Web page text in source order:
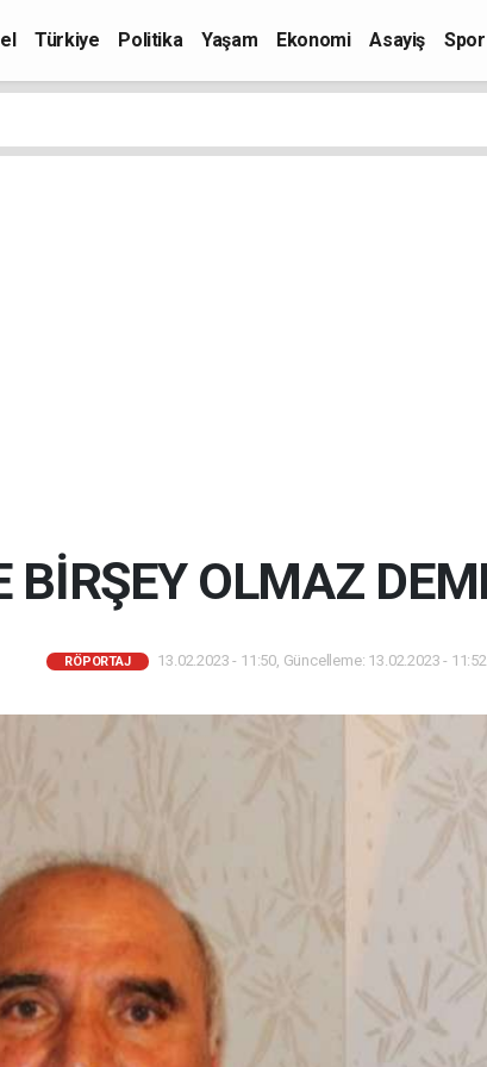
Türkiye Politika Yaşam Ekonomi Asayiş Spor
BİRŞEY OLMAZ
RÖPORTAJ 13.02.2023 - 11:50, Güncelleme: 13.02.2023 - 11:52